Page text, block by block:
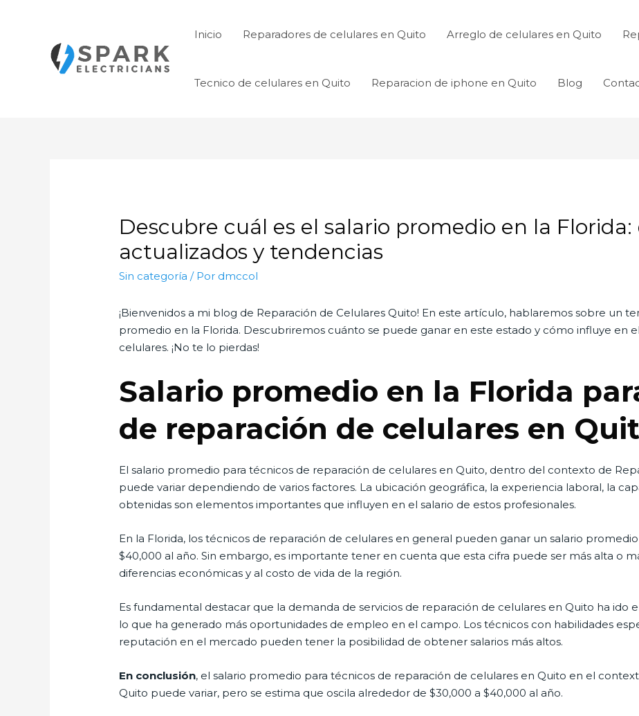
Inicio Reparadores de celulares en Quito Arreglo de celulares en Quito
Tecnico de celulares en Quito Reparacion de iphone en Quito Blog
Descubre cuál es el salario promedio en la Florida:
actualizados y tendencias
Sin categoría / Por dmccol
¡Bienvenidos a mi blog de Reparación de Celulares Quito! En este artículo, hablaremos sobre un
promedio en la Florida. Descubriremos cuánto se puede ganar en este estado y cómo influye en
celulares. ¡No te lo pierdas!
Salario promedio en la Florida
de reparación de celulares en
El salario promedio para técnicos de reparación de celulares en Quito, dentro del contexto de
puede variar dependiendo de varios factores. La ubicación geográfica, la experiencia laboral, la
obtenidas son elementos importantes que influyen en el salario de estos profesionales.
En la Florida, los técnicos de reparación de celulares en general pueden ganar un salario
$40,000 al año. Sin embargo, es importante tener en cuenta que esta cifra puede ser más alta o
diferencias económicas y al costo de vida de la región.
Es fundamental destacar que la demanda de servicios de reparación de celulares en Quito ha ido
lo que ha generado más oportunidades de empleo en el campo. Los técnicos con habilidades
reputación en el mercado pueden tener la posibilidad de obtener salarios más altos.
En conclusión, el salario promedio para técnicos de reparación de celulares en Quito en el
Quito puede variar, pero se estima que oscila alrededor de $30,000 a $40,000 al año.